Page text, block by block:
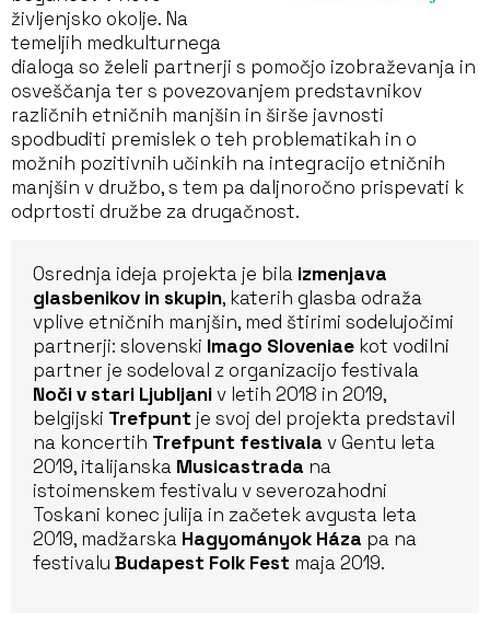
življenjsko okolje. Na
temeljih medkulturnega
dialoga so želeli partnerji s pomočjo izobraževanja in
osveščanja ter s povezovanjem predstavnikov
različnih etničnih manjšin in širše javnosti
spodbuditi premislek o teh problematikah in o
možnih pozitivnih učinkih na integracijo etničnih
manjšin v družbo, s tem pa daljnoročno prispevati k
odprtosti družbe za drugačnost.
Osrednja ideja projekta je bila izmenjava
glasbenikov in skupin, katerih glasba odraža
vplive etničnih manjšin, med štirimi sodelujočimi
partnerji: slovenski Imago Sloveniae kot vodilni
partner je sodeloval z organizacijo festivala
Noči v stari Ljubljaniv letih 2018 in 2019,
belgijski Trefpunt je svoj del projekta predstavil
na koncertih Trefpunt festivala v Gentu leta
2019, italijanska Musicastrada na
istoimenskem festivalu v severozahodni
Toskani konec julija in začetek avgusta leta
2019, madžarska Hagyományok Háza pa na
festivalu Budapest Folk Fest maja 2019.